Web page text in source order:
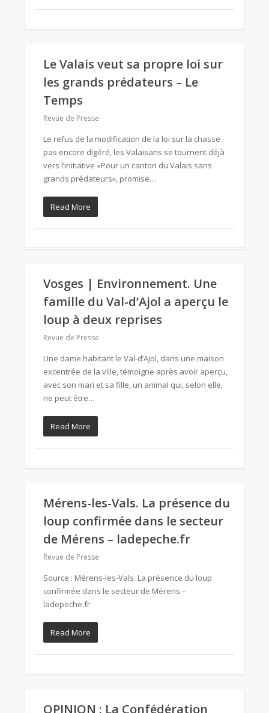
Le Valais veut sa propre loi sur
les grands prédateurs – Le
Temps
Revue de Presse
Le refus de la modification de la loi sur la chasse
pas encore digéré, les Valaisans se tournent déjà
vers l’initiative «Pour un canton du Valais sans
grands prédateurs», promise…
Read More
Vosges | Environnement. Une
famille du Val-d’Ajol a aperçu le
loup à deux reprises
Revue de Presse
Une dame habitant le Val-d’Ajol, dans une maison
excentrée de la ville, témoigne après avoir aperçu,
avec son mari et sa fille, un animal qui, selon elle,
ne peut être…
Read More
Mérens-les-Vals. La présence du
loup confirmée dans le secteur
de Mérens – ladepeche.fr
Revue de Presse
Source : Mérens-les-Vals. La présence du loup
confirmée dans le secteur de Mérens –
ladepeche.fr
Read More
OPINION : La Confédération